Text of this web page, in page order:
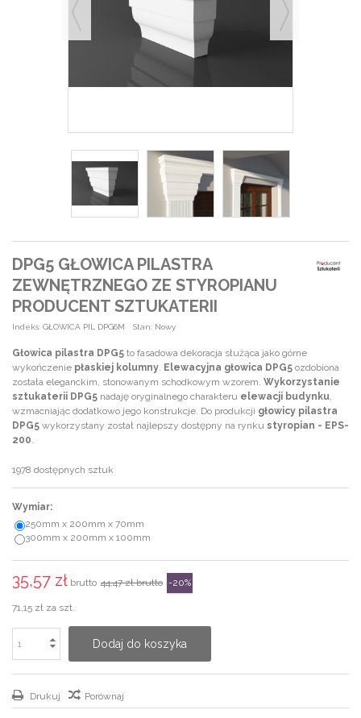
DPG5 GŁOWICA PILASTRA
ZEWNĘTRZNEGO ZE STYROPIANU
PRODUCENT SZTUKATERII
Indeks: GŁOWICA PIL DPG6M Stan: Nowy
Głowica pilastra DPG5 to fasadowa dekoracja służąca jako górne
wykończenie płaskiej kolumny. Elewacyjna głowica DPG5 ozdobiona
została eleganckim, stonowanym schodkowym wzorem. Wykorzystanie
sztukaterii DPG5 nadaję oryginalnego charakteru elewacji budynku,
wzmacniając dodatkowo jego konstrukcje. Do produkcji głowicy pilastra
DPG5 wykorzystany został najlepszy dostępny na rynku styropian - EPS-
200.
1978 dostępnych sztuk
Wymiar:
250mm x 200mm x 70mm
300mm x 200mm x 100mm
35,57 zł brutto 44,47 złbrutto -20%
71,15 zł za szt.
Dodaj do koszyka
Drukuj Porównaj